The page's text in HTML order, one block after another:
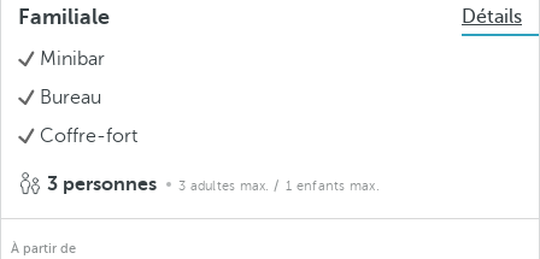
Familiale
Détails
Minibar
Bureau
Coffre-fort
3 personnes 3 adultes max. / 1 enfants max.
À partir de